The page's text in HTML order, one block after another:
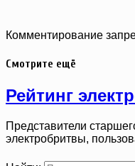
Комментирование
Смотрите ещё
Рейтинг
Представители
электробритвы,